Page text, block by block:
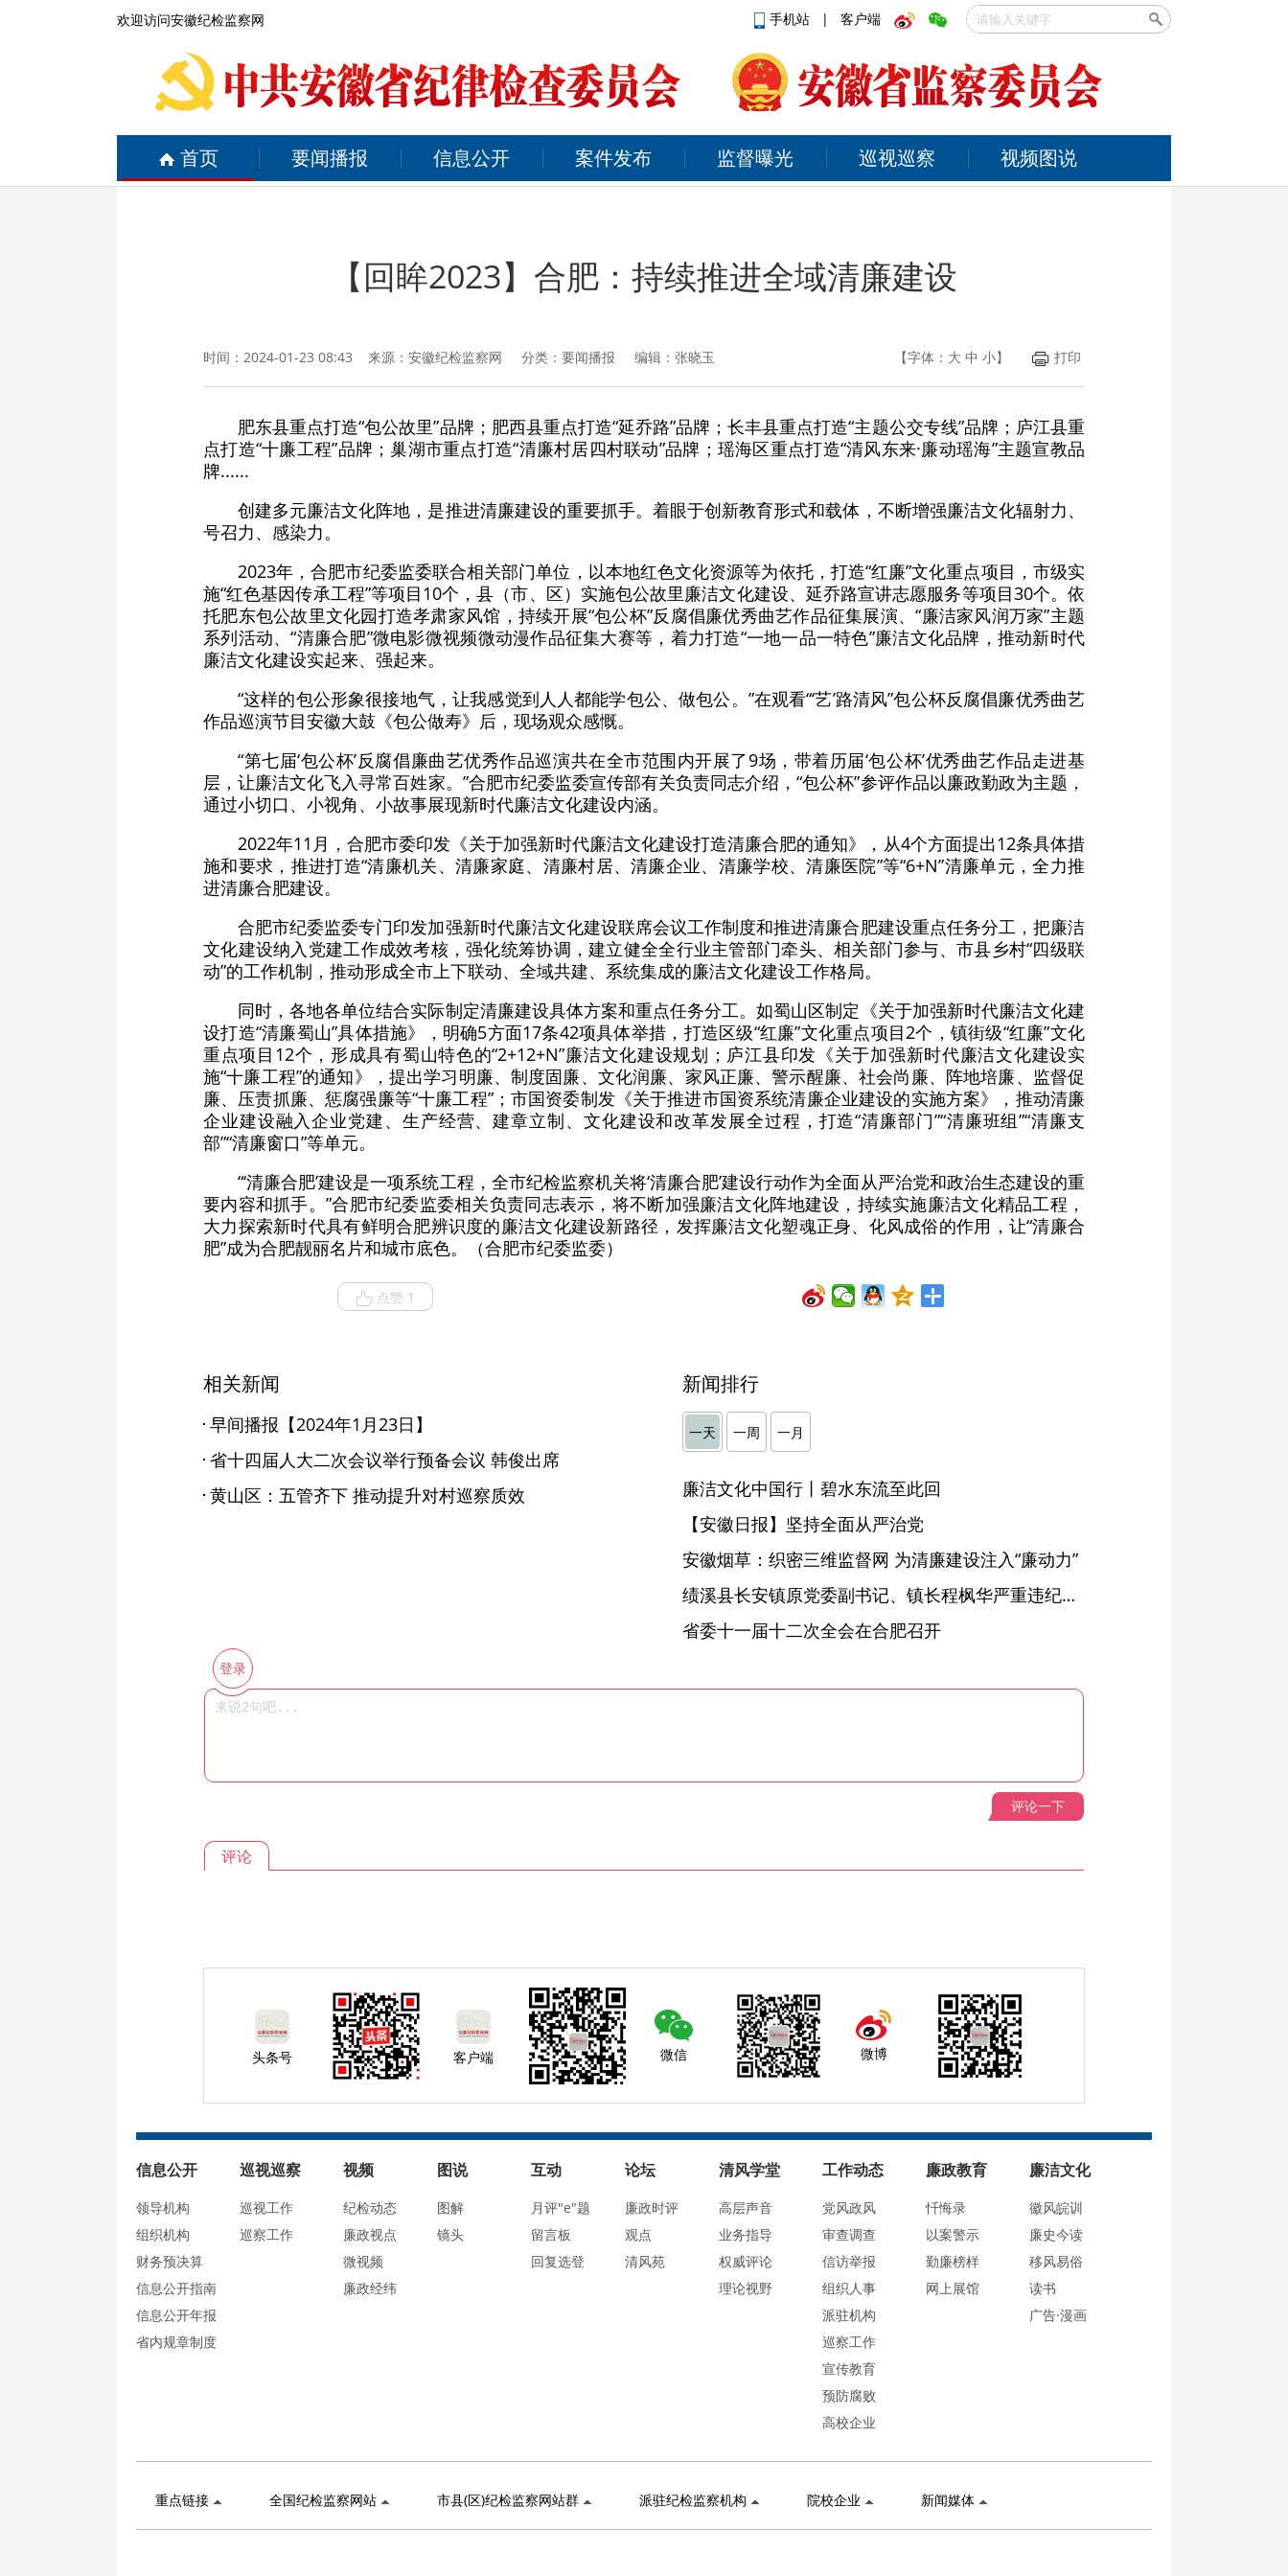
欢迎访问安徽纪检监察网 手机站 | 客户端
首页 要闻播报 信息公开 案件发布 监督曝光 巡视巡察 视频图说
【回眸2023】合肥：持续推进全域清廉建设
时间：2024-01-23 08:43 来源： 安徽纪检监察网 分类：要闻播报 编辑：张晓玉 【字体： 大 中 小】 打印
肥东县重点打造“包公故里”品牌；肥西县重点打造“延乔路”品牌；长丰县重点打造“主题公交专线”品牌；庐江县重
点打造“十廉工程”品牌；巢湖市重点打造“清廉村居四村联动”品牌；瑶海区重点打造“清风东来·廉动瑶海”主题宣教品
牌......
创建多元廉洁文化阵地，是推进清廉建设的重要抓手。着眼于创新教育形式和载体，不断增强廉洁文化辐射力、
号召力、感染力。
2023年，合肥市纪委监委联合相关部门单位，以本地红色文化资源等为依托，打造“红廉”文化重点项目，市级实
施“红色基因传承工程”等项目10个，县（市、区）实施包公故里廉洁文化建设、延乔路宣讲志愿服务等项目30个。依
托肥东包公故里文化园打造孝肃家风馆，持续开展“包公杯”反腐倡廉优秀曲艺作品征集展演、“廉洁家风润万家”主题
系列活动、“清廉合肥”微电影微视频微动漫作品征集大赛等，着力打造“一地一品一特色”廉洁文化品牌，推动新时代
廉洁文化建设实起来、强起来。
“这样的包公形象很接地气，让我感觉到人人都能学包公、做包公。”在观看“‘艺’路清风”包公杯反腐倡廉优秀曲艺
作品巡演节目安徽大鼓《包公做寿》后，现场观众感慨。
“第七届‘包公杯’反腐倡廉曲艺优秀作品巡演共在全市范围内开展了9场，带着历届‘包公杯’优秀曲艺作品走进基
层，让廉洁文化飞入寻常百姓家。”合肥市纪委监委宣传部有关负责同志介绍，“包公杯”参评作品以廉政勤政为主题，
通过小切口、小视角、小故事展现新时代廉洁文化建设内涵。
2022年11月，合肥市委印发《关于加强新时代廉洁文化建设打造清廉合肥的通知》，从4个方面提出12条具体措
施和要求，推进打造“清廉机关、清廉家庭、清廉村居、清廉企业、清廉学校、清廉医院”等“6+N”清廉单元，全力推
进清廉合肥建设。
合肥市纪委监委专门印发加强新时代廉洁文化建设联席会议工作制度和推进清廉合肥建设重点任务分工，把廉洁
文化建设纳入党建工作成效考核，强化统筹协调，建立健全全行业主管部门牵头、相关部门参与、市县乡村“四级联
动”的工作机制，推动形成全市上下联动、全域共建、系统集成的廉洁文化建设工作格局。
同时，各地各单位结合实际制定清廉建设具体方案和重点任务分工。如蜀山区制定《关于加强新时代廉洁文化建
设打造“清廉蜀山”具体措施》，明确5方面17条42项具体举措，打造区级“红廉”文化重点项目2个，镇街级“红廉”文化
重点项目12个，形成具有蜀山特色的“2+12+N”廉洁文化建设规划；庐江县印发《关于加强新时代廉洁文化建设实
施“十廉工程”的通知》，提出学习明廉、制度固廉、文化润廉、家风正廉、警示醒廉、社会尚廉、阵地培廉、监督促
廉、压责抓廉、惩腐强廉等“十廉工程”；市国资委制发《关于推进市国资系统清廉企业建设的实施方案》，推动清廉
企业建设融入企业党建、生产经营、建章立制、文化建设和改革发展全过程，打造“清廉部门”“清廉班组”“清廉支
部”“清廉窗口”等单元。
“‘清廉合肥’建设是一项系统工程，全市纪检监察机关将‘清廉合肥’建设行动作为全面从严治党和政治生态建设的重
要内容和抓手。”合肥市纪委监委相关负责同志表示，将不断加强廉洁文化阵地建设，持续实施廉洁文化精品工程，
大力探索新时代具有鲜明合肥辨识度的廉洁文化建设新路径，发挥廉洁文化塑魂正身、化风成俗的作用，让“清廉合
肥”成为合肥靓丽名片和城市底色。（合肥市纪委监委）
点赞 1
相关新闻
早间播报【2024年1月23日】
省十四届人大二次会议举行预备会议 韩俊出席
黄山区：五管齐下 推动提升对村巡察质效
新闻排行
一天 一周 一月
廉洁文化中国行丨碧水东流至此回
【安徽日报】坚持全面从严治党
安徽烟草：织密三维监督网 为清廉建设注入“廉动力”
绩溪县长安镇原党委副书记、镇长程枫华严重违纪违法被开除党籍和公职
省委十一届十二次全会在合肥召开
登录
评论一下
评论
头条号 客户端 微信 微博
信息公开
领导机构
组织机构
财务预决算
信息公开指南
信息公开年报
省内规章制度
巡视巡察
巡视工作
巡察工作
视频
纪检动态
廉政视点
微视频
廉政经纬
图说
图解
镜头
互动
月评"e"题
留言板
回复选登
论坛
廉政时评
观点
清风苑
清风学堂
高层声音
业务指导
权威评论
理论视野
工作动态
党风政风
审查调查
信访举报
组织人事
派驻机构
巡察工作
宣传教育
预防腐败
高校企业
廉政教育
忏悔录
以案警示
勤廉榜样
网上展馆
廉洁文化
徽风皖训
廉史今读
移风易俗
读书
广告·漫画
重点链接 全国纪检监察网站 市县(区)纪检监察网站群 派驻纪检监察机构 院校企业 新闻媒体